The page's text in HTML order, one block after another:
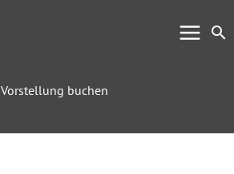
Vorstellung buchen